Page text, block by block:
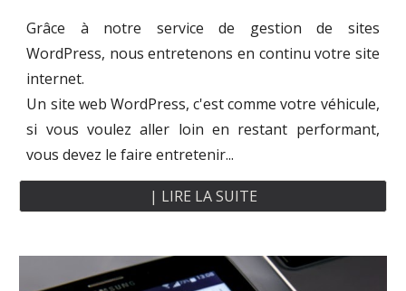
Grâce à notre service de gestion de sites
WordPress, nous entretenons en continu votre site
internet.
Un site web WordPress, c'est comme votre véhicule,
si vous voulez aller loin en restant performant,
vous devez le faire entretenir...
| LIRE LA SUITE